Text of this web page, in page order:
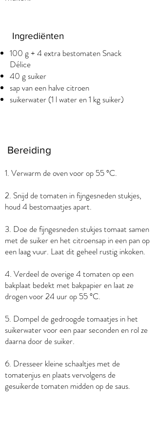
Ingrediënten
100 g + 4 extra bestomaten Snack
Délice
40 g suiker
sap van een halve citroen
suikerwater (1 l water en 1 kg suiker)
Bereiding
1. Verwarm de oven voor op 55 °C.
2. Snijd de tomaten in fijngesneden stukjes,
houd 4 bestomaatjes apart.
3. Doe de fijngesneden stukjes tomaat samen
met de suiker en het citroensap in een pan op
een laag vuur. Laat dit geheel rustig inkoken.
4. Verdeel de overige 4 tomaten op een
bakplaat bedekt met bakpapier en laat ze
drogen voor 24 uur op 55 °C.
5. Dompel de gedroogde tomaatjes in het
suikerwater voor een paar seconden en rol ze
daarna door de suiker.
6. Dresseer kleine schaaltjes met de
tomatenjus en plaats vervolgens de
gesuikerde tomaten midden op de saus.